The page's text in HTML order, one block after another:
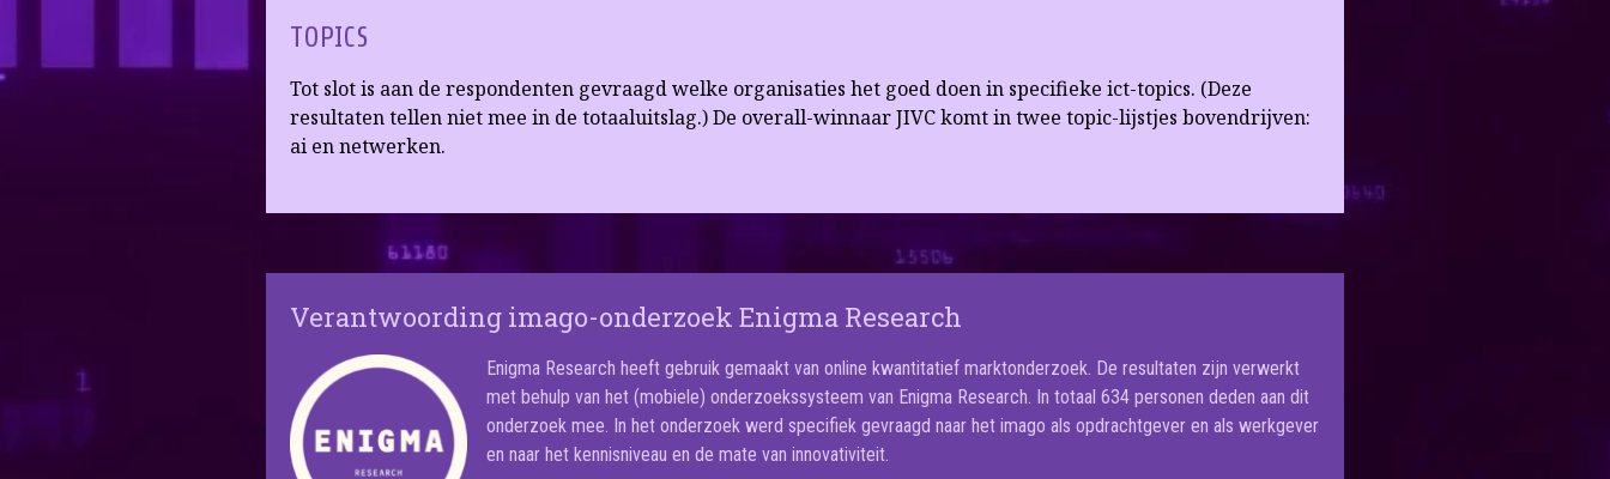
TOPICS
Tot slot is aan de respondenten gevraagd welke organisaties het goed doen in specifieke ict-topics. (Deze
resultaten tellen niet mee in de totaaluitslag.) De overall-winnaar JIVC komt in twee topic-lijstjes bovendrijven:
ai en netwerken.
Verantwoording imago-onderzoek Enigma Research
Enigma Research heeft gebruik gemaakt van online kwantitatief marktonderzoek. De resultaten zijn verwerkt
met behulp van het (mobiele) onderzoekssysteem van Enigma Research. In totaal 634 personen deden aan dit
onderzoek mee. In het onderzoek werd specifiek gevraagd naar het imago als opdrachtgever en als werkgever
en naar het kennisniveau en de mate van innovativiteit.